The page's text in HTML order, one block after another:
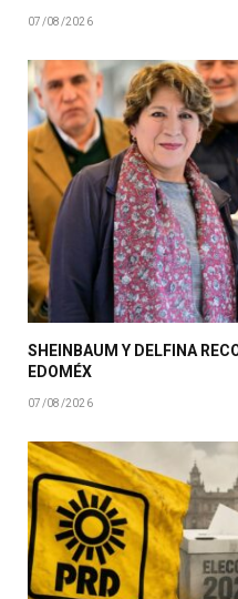
07/08/2026
SHEINBAUM Y DELFINA
EDOMÉX
07/08/2026